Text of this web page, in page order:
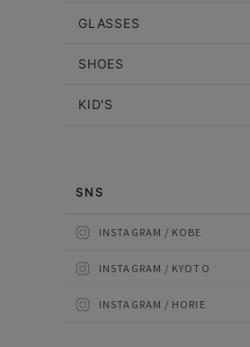
GLASSES
SHOES
KID'S
SNS
INSTAGRAM / KOBE
INSTAGRAM / KYOTO
INSTAGRAM / HORIE